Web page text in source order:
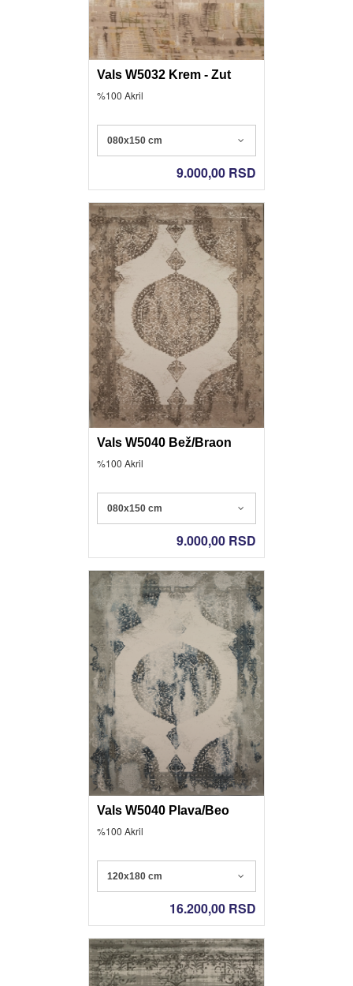
Vals W5032 Krem - Zut
%100 Akril
080x150 cm
9.000,00 RSD
Vals W5040 Bež/Braon
%100 Akril
080x150 cm
9.000,00 RSD
Vals W5040 Plava/Beo
%100 Akril
120x180 cm
16.200,00 RSD